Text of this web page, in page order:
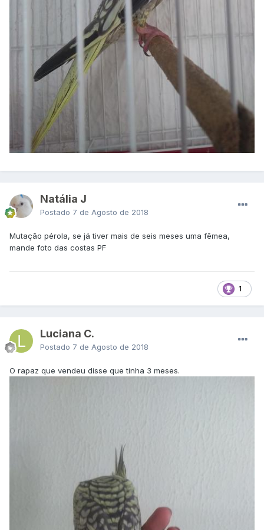
Natália J
Postado 7 de Agosto de 2018
Mutação pérola, se já tiver mais de seis meses uma fêmea,
mande foto das costas PF
1
Luciana C.
Postado 7 de Agosto de 2018
O rapaz que vendeu disse que tinha 3 meses.